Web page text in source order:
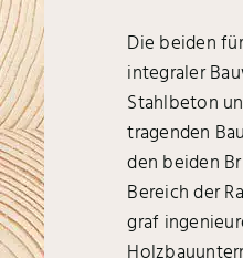
Die beiden
integraler
Stahlbeton
tragenden
den beiden
Bereich der
graf